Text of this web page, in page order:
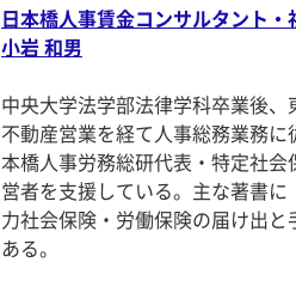
日本橋人事賃金コンサルタント
小岩 和男
中央大学法学部法律学科卒業後、
不動産営業を経て人事総務業務
本橋人事労務総研代表・特定社
営者を支援している。主な著書
力社会保険・労働保険の届け出
ある。